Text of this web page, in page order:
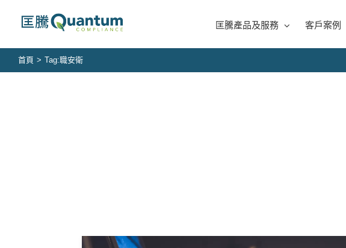
匡騰產品及服務 客戶案例
首頁 > Tag:職安衛